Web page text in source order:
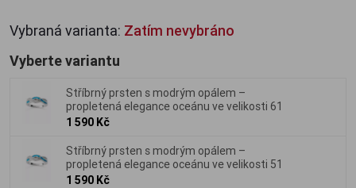
Vybraná varianta: Zatím nevybráno
Vyberte variantu
Stříbrný prsten s modrým opálem –
propletená elegance oceánu ve velikosti 61
1 590 Kč
Stříbrný prsten s modrým opálem –
propletená elegance oceánu ve velikosti 51
1 590 Kč